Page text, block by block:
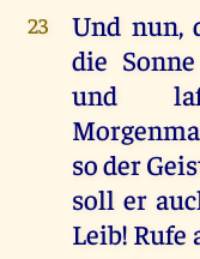
23
Und nun,
die
und
so der
soll er
Leib! Rufe